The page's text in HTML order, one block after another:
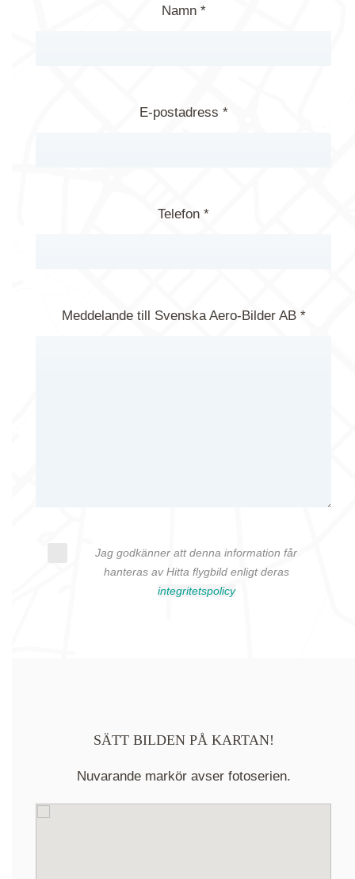
Namn *
E-postadress *
Telefon *
Meddelande till Svenska Aero-Bilder AB *
Jag godkänner att denna information får
hanteras av Hitta flygbild enligt deras
integritetspolicy
SÄTT BILDEN PÅ KARTAN!
Nuvarande markör avser fotoserien.